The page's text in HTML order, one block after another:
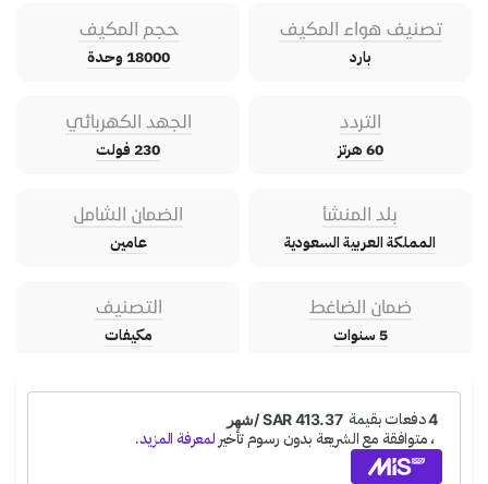
تصنيف هواء المكيف
بارد
حجم المكيف
18000 وحدة
التردد
60 هرتز
الجهد الكهربائي
230 فولت
بلد المنشأ
المملكة العربية السعودية
الضمان الشامل
عامين
ضمان الضاغط
5 سنوات
التصنيف
مكيفات